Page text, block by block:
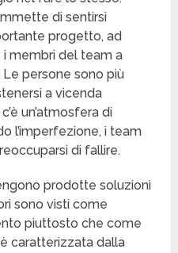
di sentirsi
progetto, ad
i membri del team a
persone sono più
a vicenda
un’atmosfera di
l’imperfezione, i team
di fallire.
prodotte soluzioni
sono visti come
piuttosto che come
caratterizzata dalla